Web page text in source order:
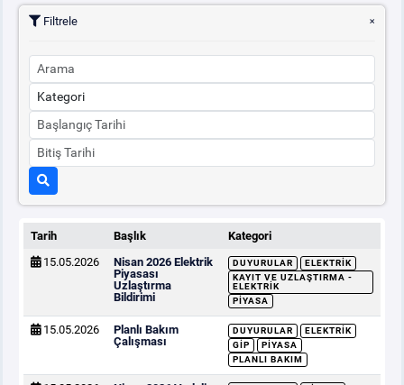
Filtrele
Tarih Başlık
Kategori
15.05.2026
Nisan 2026 Elektrik
Piyasası
Uzlaştırma
Bildirimi
DUYURULAR
ELEKTRIK
KAYIT VE UZLAŞTIRMA -
ELEKTRIK
PIYASA
15.05.2026
Planlı Bakım
Çalışması
DUYURULAR
ELEKTRIK
GİP
PIYASA
PLANLI BAKIM